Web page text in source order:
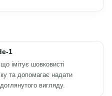
1
імітує шовковисті
та допомагає надати
вигляду.